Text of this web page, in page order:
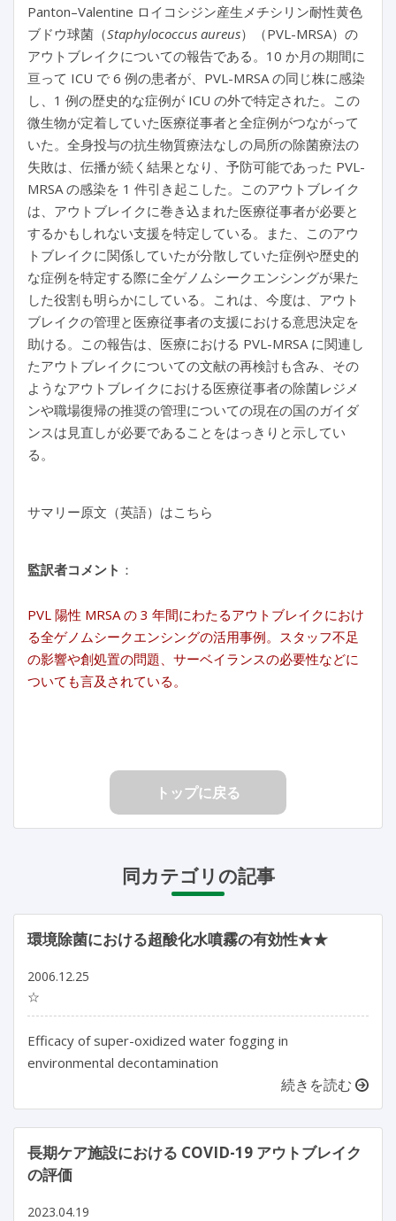
Panton–Valentine ロイコシジン産生メチシリン耐性黄色
ブドウ球菌（Staphylococcus aureus）（PVL-MRSA）の
アウトブレイクについての報告である。10 か月の期間に
亘って ICU で 6 例の患者が、PVL-MRSA の同じ株に感染
し、1 例の歴史的な症例が ICU の外で特定された。この
微生物が定着していた医療従事者と全症例がつながって
いた。全身投与の抗生物質療法なしの局所の除菌療法の
失敗は、伝播が続く結果となり、予防可能であった PVL-
MRSA の感染を 1 件引き起こした。このアウトブレイク
は、アウトブレイクに巻き込まれた医療従事者が必要と
するかもしれない支援を特定している。また、このアウ
トブレイクに関係していたが分散していた症例や歴史的
な症例を特定する際に全ゲノムシークエンシングが果た
した役割も明らかにしている。これは、今度は、アウト
ブレイクの管理と医療従事者の支援における意思決定を
助ける。この報告は、医療における PVL-MRSA に関連し
たアウトブレイクについての文献の再検討も含み、その
ようなアウトブレイクにおける医療従事者の除菌レジメ
ンや職場復帰の推奨の管理についての現在の国のガイダ
ンスは見直しが必要であることをはっきりと示してい
る。
サマリー原文（英語）はこちら
監訳者コメント ：
PVL 陽性 MRSA の 3 年間にわたるアウトブレイクにおけ
る全ゲノムシークエンシングの活用事例。スタッフ不足
の影響や創処置の問題、サーベイランスの必要性などに
ついても言及されている。
トップに戻る
同カテゴリの記事
環境除菌における超酸化水噴霧の有効性★★
2006.12.25
☆
Efficacy of super-oxidized water fogging in
environmental decontamination
続きを読む
長期ケア施設における COVID-19 アウトブレイク
の評価
2023.04.19